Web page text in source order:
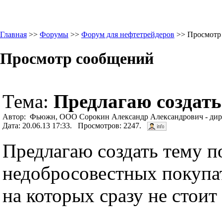
Главная >> Форумы >> Форум для нефтетрейдеров >>
Просмотр сообщений
Тема: Предлагаю
Автор: Фьюжн, ООО Сорокин Александр Александрович -
Дата: 20.06.13 17:33. Просмотров: 2247.
Предлагаю создать тему
недобросовестных
на которых сразу не